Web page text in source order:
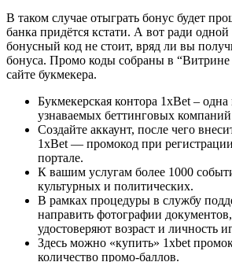
В таком случае отыграть бонус будет
банка придётся кстати. А вот ради одной
бонусный код не стоит, вряд ли вы
бонуса. Промо коды собраны в “Витрине
сайте букмекера.
Букмекерская контора 1xBet –
узнаваемых беттинговых
Создайте аккаунт, после чего
1xBet — промокод при
портале.
К вашим услугам более 1000
культурных и политических.
В рамках процедуры в службу
направить фотографии
удостоверяют возраст и личность
Здесь можно «купить» 1xbet
количество промо-баллов.